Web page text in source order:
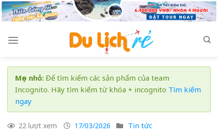
Skip
to
Mẹo nhỏ: Để tìm kiếm các sản phẩm của team
Incognito. Hãy tìm kiếm từ khóa + incognito Tìm kiếm
ngay
22 lượt xem 17/03/2026 Tin tức